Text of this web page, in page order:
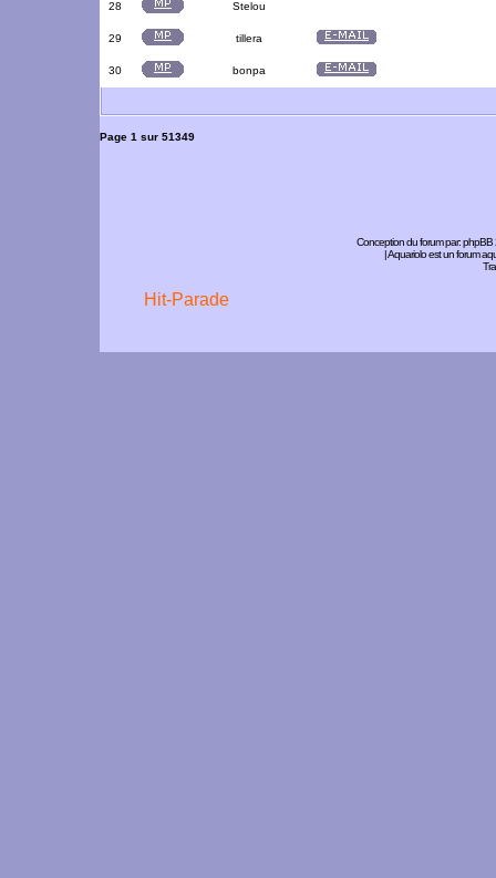
28 Stelou
29 tillera
30 bonpa
Page 1 sur 51349
Conception du forum par:phpBB
| Aquariolo est un forum